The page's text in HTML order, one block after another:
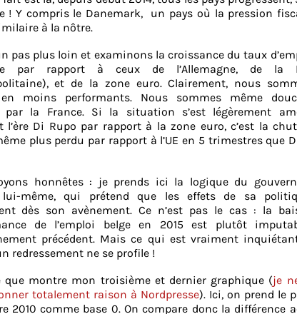
! Y compris le Danemark,
un pays où la pression
à la nôtre.
pas plus loin et examinons la croissance du taux
par rapport à ceux de l’Allemagne, de la
et de la zone euro. Clairement, nous
moins performants. Nous sommes même
par la France. Si la situation s’est légèrement
l’ère Di Rupo par rapport à la zone euro, c’est la
plus perdu par rapport à l’UE en 5 trimestres que
honnêtes : je prends ici la logique du
lui-même, qui prétend que les effets de sa
dès son avènement. Ce n’est pas le cas : la
de l’emploi belge en 2015 est plutôt
précédent. Mais ce qui est vraiment
redressement ne se profile !
que montre mon troisième et dernier graphique (je
totalement raison à Nordpresse). Ici, on prend le
2010 comme base 0. On compare donc la différence